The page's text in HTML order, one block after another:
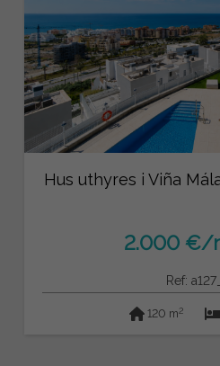
Hus uthyres i Viña
2.000 €/
Ref:
120 m2